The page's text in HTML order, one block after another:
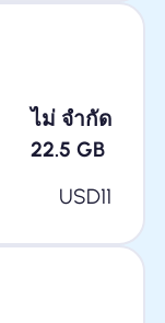
ไม่ จำกัด
22.5 GB
USD11